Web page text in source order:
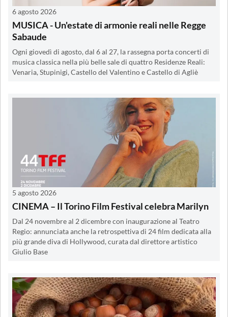
6 agosto 2026
MUSICA - Un'estate di armonie reali nelle Regge
Sabaude
Ogni giovedì di agosto, dal 6 al 27, la rassegna porta concerti di
musica classica nella più belle sale di quattro Residenze Reali:
Venaria, Stupinigi, Castello del Valentino e Castello di Agliè
5 agosto 2026
CINEMA – Il Torino Film Festival celebra Marilyn
Dal 24 novembre al 2 dicembre con inaugurazione al Teatro
Regio: annunciata anche la retrospettiva di 24 film dedicata alla
più grande diva di Hollywood, curata dal direttore artistico
Giulio Base